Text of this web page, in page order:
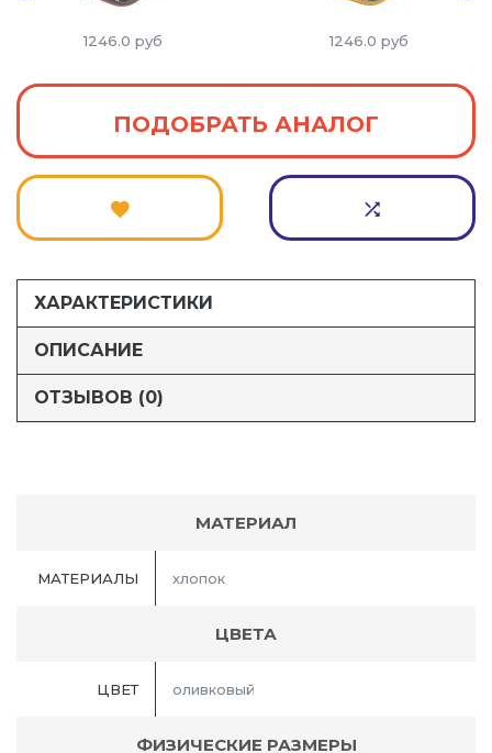
1246.0 руб 1246.0 руб
ПОДОБРАТЬ АНАЛОГ
ХАРАКТЕРИСТИКИ
ОПИСАНИЕ
ОТЗЫВОВ (0)
МАТЕРИАЛ
МАТЕРИАЛЫ хлопок
ЦВЕТА
ЦВЕТ оливковый
ФИЗИЧЕСКИЕ РАЗМЕРЫ